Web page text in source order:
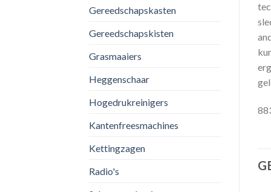
Gereedschapskasten
Gereedschapskisten
Grasmaaiers
Heggenschaar
Hogedrukreinigers
Kantenfreesmachines
Kettingzagen
Radio's